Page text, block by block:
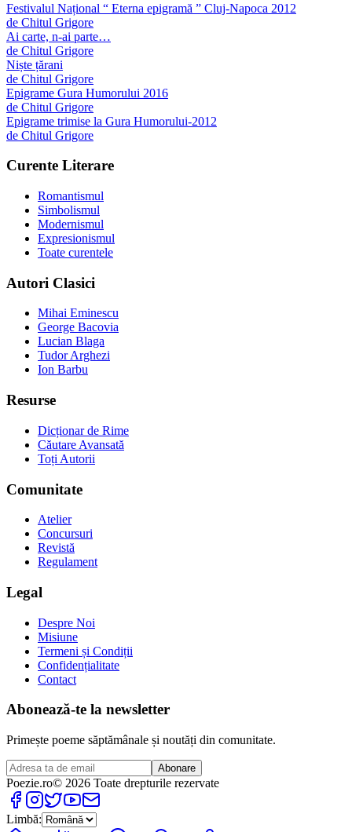
Festivalul Național “ Eterna epigramă ” Cluj-Napoca 2012
de Chitul Grigore
Ai carte, n-ai parte…
de Chitul Grigore
Niște țărani
de Chitul Grigore
Epigrame Gura Humorului 2016
de Chitul Grigore
Epigrame trimise la Gura Humorului-2012
de Chitul Grigore
Curente Literare
Romantismul
Simbolismul
Modernismul
Expresionismul
Toate curentele
Autori Clasici
Mihai Eminescu
George Bacovia
Lucian Blaga
Tudor Arghezi
Ion Barbu
Resurse
Dicționar de Rime
Căutare Avansată
Toți Autorii
Comunitate
Atelier
Concursuri
Revistă
Regulament
Legal
Despre Noi
Misiune
Termeni și Condiții
Confidențialitate
Contact
Abonează-te la newsletter
Primește poeme săptămânale și noutăți din comunitate.
Abonare
Poezie.ro© 2026 Toate drepturile rezervate
Limbă: